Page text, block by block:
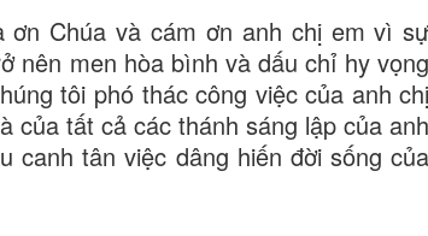
Chúa và cám ơn anh chị em vì sự
nên men hòa bình và dấu chỉ hy vọng
tôi phó thác công việc của anh chị
của tất cả các thánh sáng lập của anh
canh tân việc dâng hiến đời sống của